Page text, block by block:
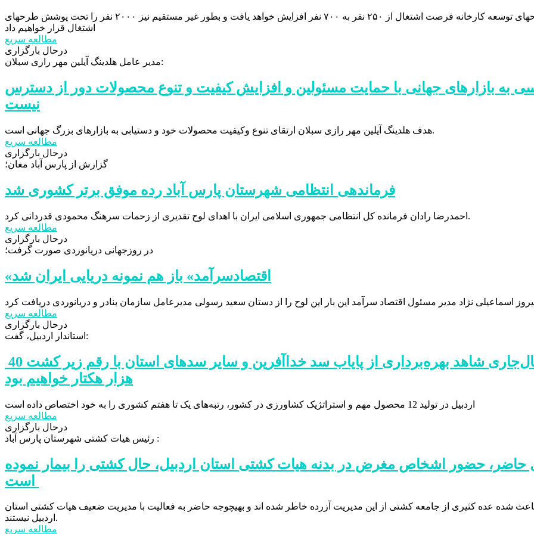
با اجرای طرحهای توسعه کارخانه فرصت اشتغال از ۲۵۰ نفر به ۷۰۰ نفر افزایش خواهد یافت و بطور غیر مستقیم نیز ۲۰۰۰ نفر را تحت پوشش طرحهای
اشتغال قرار خواهیم داد
مطالعه سریع
درحال بارگزاری
مدیر عامل هلدینگ آیلین مهر رازی سبلان:
به بازارهای جهانی با حمایت مسئولین و افزایش کیفیت و تنوع محصولات دور از دسترس
نیست
هدف هلدینگ آیلین مهر رازی سبلان ارتقای تنوع وکیفیت محصولات خود و دستیابی به بازارهای بزرگ جهانی است.
مطالعه سریع
درحال بارگزاری
گزارش از پارس آباد مغان؛
فرماندهی انتظامی شهرستان پارس آباد رده موفق برتر کشوری شد
احمدرضا رادان فرمانده کل انتظامی جمهوری اسلامی ایران با اهدای لوح تقدیری از زحمات سرهنگ محمودی قدردانی کرد.
مطالعه سریع
درحال بارگزاری
در روزجهانی دریانوردی صورت گرفت؛
«اقتصادسرآمد» باز هم نمونه دریایی ایران شد
مطالعه سریع
درحال بارگزاری
استاندار اردبیل، گفت:
هزار هکتار خواهیم بود
اردبیل در تولید 12 محصول مهم و استراتژیک کشاورزی در کشور، رتبه‌های یک تا هفتم کشوری را به خود اختصاص داده است
مطالعه سریع
درحال بارگزاری
رئیس هیات کشتی شهرستان پارس آباد :
حاضر، حضور اشخاص مغرض در بدنه هیات کشتی استان اردبیل، حال کشتی را بیمار نموده
شده عده کثیری از جامعه کشتی از این مدیریت آزرده خاطر شده اند و بهیچوجه حاضر به فعالیت با مدیریت ضعیف هیات کشتی استان
اردبیل نیستند.
مطالعه سریع